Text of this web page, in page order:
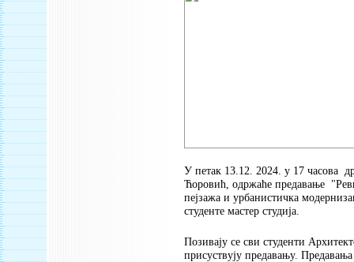
У петак 13.12. 2024. у 17 часова
Ћоровић, одржаће предавање
пејзажа и урбанистичка
студенте мастер студија.
Позивају се сви студенти
присуствују предавању.